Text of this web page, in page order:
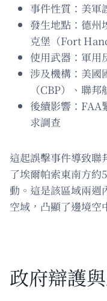
事件性質：美軍
發生地點：德州
克堡（Fort
使用武器：軍用
涉及機構：美國
（CBP）、聯邦
後續影響：FAA
求調查
這起誤擊事件導致聯
了埃爾帕索東南方約
動。這是該區域兩週
空域，凸顯了邊境空
政府辯護